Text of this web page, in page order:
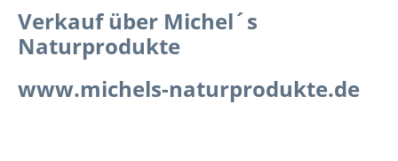
Verkauf über Michel´s
Naturprodukte
www.michels-naturprodukte.de